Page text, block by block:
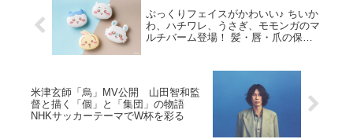
ぷっくりフェイスがかわいい♪ ちいか
わ、ハチワレ、うさぎ、モモンガのマ
ルチバーム登場！ 髪・唇・爪の保湿
米津玄師「烏」MV公開 山田智和監
督と描く「個」と「集団」の物語
NHKサッカーテーマでW杯を彩る